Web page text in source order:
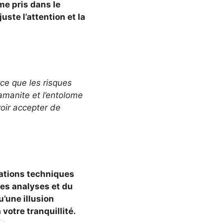
pris dans le
l’attention et la
que les risques
et l’entolome
accepter de
techniques
analyses et du
illusion
votre tranquillité.